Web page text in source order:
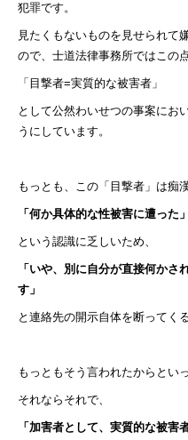
犯罪です。
見たくもないものを見せられて
ので、士道法律事務所ではこの
「目撃者=実質的な被害者」
として公然わいせつの事案にお
うにしています。
もっとも、この「目撃者」は痴
「何か具体的な性被害に遭った」
という認識に乏しいため、
「いや、別に自分が直接何か
す」
と連絡先の開示自体を断ってく
もっともそう言われたからとい
それならそれで、
「加害者として、実質的な被